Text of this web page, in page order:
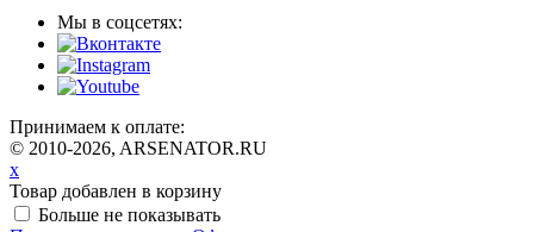
Мы в соцсетях:
Принимаем к оплате:
© 2010-2026, ARSENATOR.RU
x
Товар добавлен в корзину
Больше не показывать